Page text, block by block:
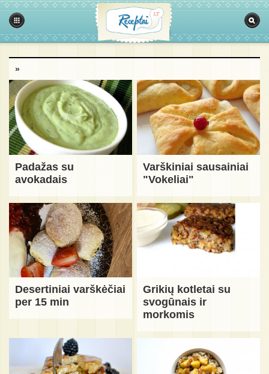
»
Padažas su
avokadais
Varškiniai sausainiai
"Vokeliai"
Desertiniai varškėčiai
per 15 min
Grikių kotletai su
svogūnais ir
morkomis